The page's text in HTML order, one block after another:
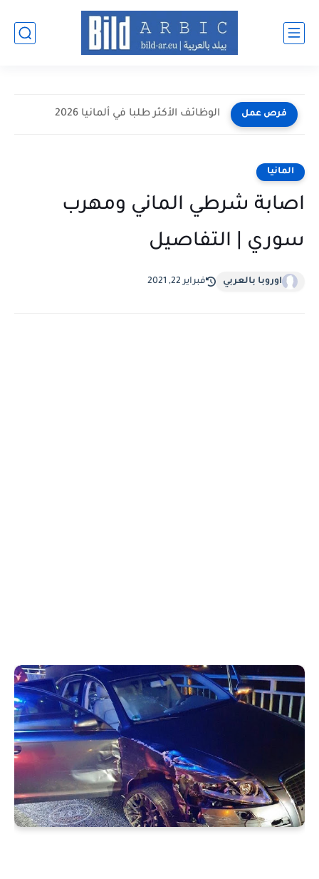
فرص عمل الوظائف الأكثر طلبا في ألمانيا 2026
المانيا
اصابة شرطي الماني ومهرب
سوري | التفاصيل
اوروبا بالعربي فبراير 22, 2021